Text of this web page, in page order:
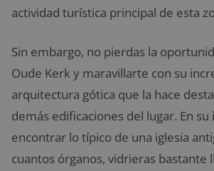
actividad turística principal de esta
Sin embargo, no pierdas la
Oude Kerk y maravillarte con su
arquitectura gótica que la hace
demás edificaciones del lugar. En
encontrar lo típico de una iglesia
cuantos órganos, vidrieras bastante